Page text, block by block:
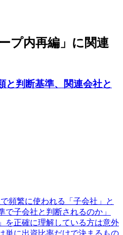
プ内再編」に関連
と判断基準、関連会社と
頻繁に使われる「子会社」と
子会社と判断されるのか」
を正確に理解している方は意外
単に出資比率だけで決まるもの